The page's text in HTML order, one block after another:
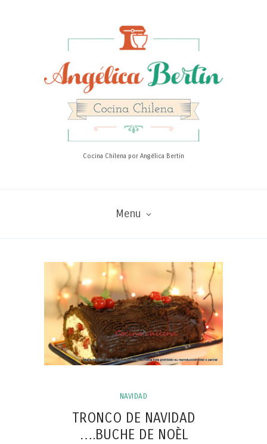
Cocina Chilena por Angélica Bertin
Menu
NAVIDAD
TRONCO DE NAVIDAD
….BUCHE DE NOÈL